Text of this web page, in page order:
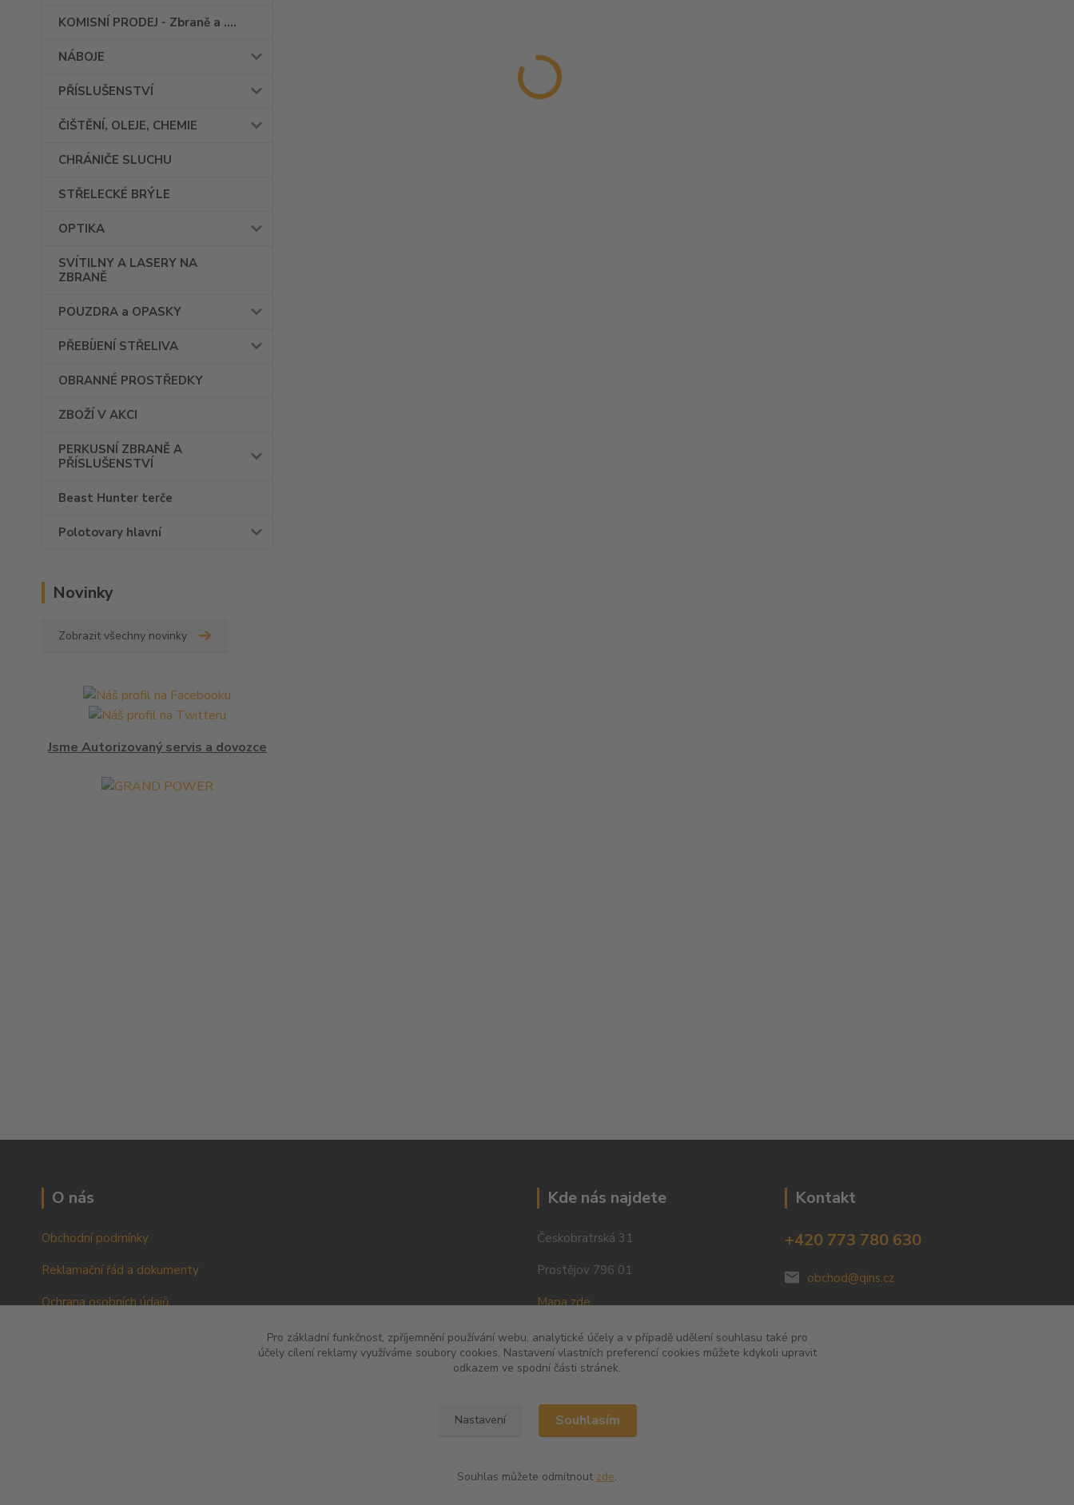
KOMISNÍ PRODEJ - Zbraně a ....
NÁBOJE
PŘÍSLUŠENSTVÍ
ČIŠTĚNÍ, OLEJE, CHEMIE
CHRÁNIČE SLUCHU
STŘELECKÉ BRÝLE
OPTIKA
SVÍTILNY A LASERY NA
ZBRANĚ
POUZDRA a OPASKY
PŘEBÍJENÍ STŘELIVA
OBRANNÉ PROSTŘEDKY
ZBOŽÍ V AKCI
PERKUSNÍ ZBRANĚ A
PŘÍSLUŠENSTVÍ
Beast Hunter terče
Polotovary hlavní
Novinky
Zobrazit všechny novinky
Jsme Autorizovaný servis a dovozce
O nás
Obchodní podmínky
Reklamační řád a dokumenty
Ochrana osobních údajů
Kde nás najdete
Českobratrská 31
Prostějov 796 01
Mapa zde
Kontakt
+420 773 780 630
obchod@qins.cz
Pro základní funkčnost, zpříjemnění používání webu, analytické účely a v případě udělení souhlasu také pro
účely cílení reklamy využíváme soubory cookies. Nastavení vlastních preferencí cookies můžete kdykoli upravit
odkazem ve spodní části stránek.
Nastavení Souhlasím
Souhlas můžete odmítnout zde.